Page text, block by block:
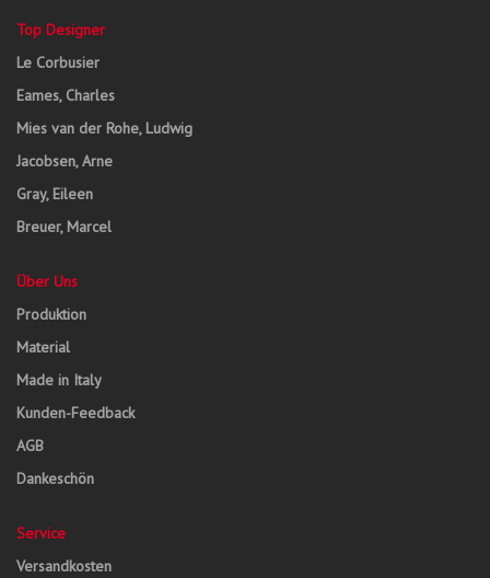
Top Designer
Le Corbusier
Eames, Charles
Mies van der Rohe, Ludwig
Jacobsen, Arne
Gray, Eileen
Breuer, Marcel
Über Uns
Produktion
Material
Made in Italy
Kunden-Feedback
AGB
Dankeschön
Service
Versandkosten